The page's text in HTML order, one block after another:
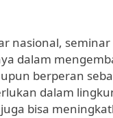
nasional,
dalam
berperan
dalam
bisa